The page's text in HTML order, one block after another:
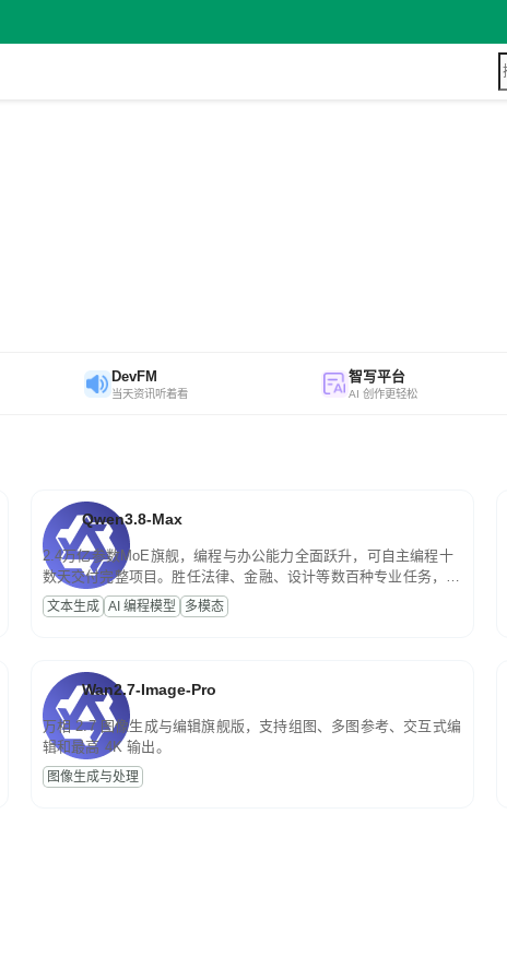
DevFM
当天资讯听着看
智写平台
AI 创作更轻松
Qwen3.8-Max
2.4万亿参数MoE旗舰，编程与办公能力全面跃升，可自主编程十
数天交付完整项目。胜任法律、金融、设计等数百种专业任务，一
次对话端到端交付生产级成果。原生视觉理解贯穿规划、执行与验
证全流程，支持超长文档与长视频的深度语义解析。长程任务中自
文本生成 AI 编程模型 多模态
Wan2.7-Image-Pro
万相 2.7 图像生成与编辑旗舰版，支持组图、多图参考、交互式编
辑和最高 4K 输出。
图像生成与处理